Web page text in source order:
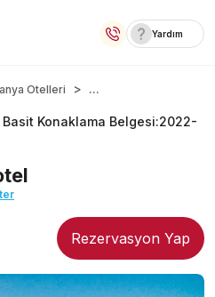
Yardım
Otelleri ...
Basit Konaklama Belgesi:2022-
Rezervasyon Yap